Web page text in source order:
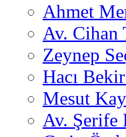
Ahmet
Av. Cihan
Zeynep
Hacı
Mesut
Av. Şerife